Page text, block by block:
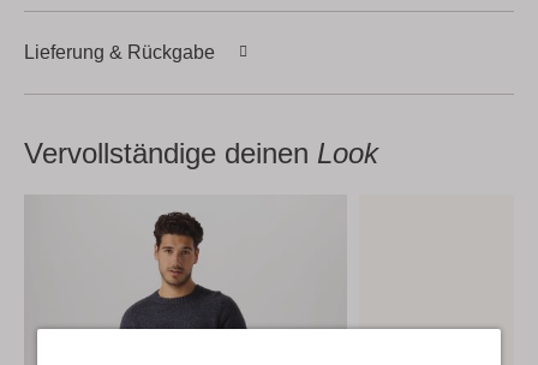
Lieferung & Rückgabe
Vervollständige deinen Look